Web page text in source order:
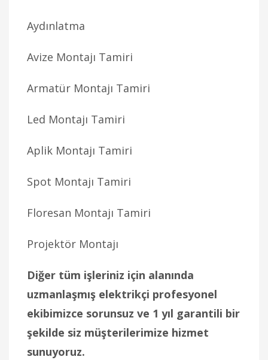
Aydınlatma
Avize Montajı Tamiri
Armatür Montajı Tamiri
Led Montajı Tamiri
Aplik Montajı Tamiri
Spot Montajı Tamiri
Floresan Montajı Tamiri
Projektör Montajı
Diğer tüm işleriniz için alanında
uzmanlaşmış elektrikçi profesyonel
ekibimizce sorunsuz ve 1 yıl garantili bir
şekilde siz müşterilerimize hizmet
sunuyoruz.